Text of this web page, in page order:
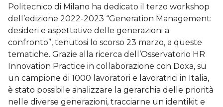
Politecnico di Milano ha dedicato il terzo workshop
dell’edizione 2022-2023 “Generation Management:
desideri e aspettative delle generazioni a
confronto”, tenutosi lo scorso 23 marzo, a queste
tematiche. Grazie alla ricerca dell’Osservatorio HR
Innovation Practice in collaborazione con Doxa, su
un campione di 1000 lavoratori e lavoratrici in Italia,
è stato possibile analizzare la gerarchia delle priorità
nelle diverse generazioni, tracciarne un identikit e